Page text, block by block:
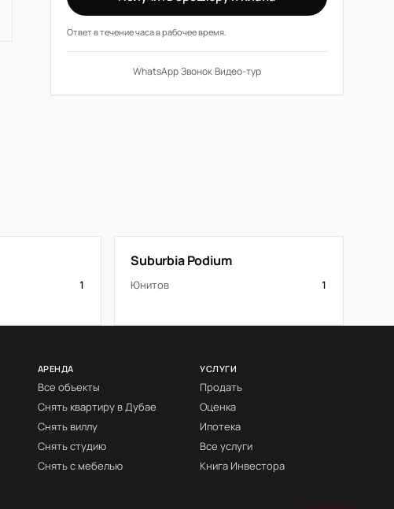
Ответ в течение часа в рабочее время.
WhatsApp·Звонок·Видео-тур
1
Suburbia Podium
Юнитов 1
АРЕНДА
Все объекты
Снять квартиру в Дубае
Снять виллу
Снять студию
Снять с мебелью
УСЛУГИ
Продать
Оценка
Ипотека
Все услуги
Книга Инвестора